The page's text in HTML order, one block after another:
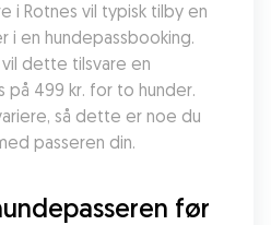
i Rotnes vil typisk tilby en
i en hundepassbooking.
dette tilsvare en
på 499 kr. for to hunder.
så dette er noe du
passeren din.
før